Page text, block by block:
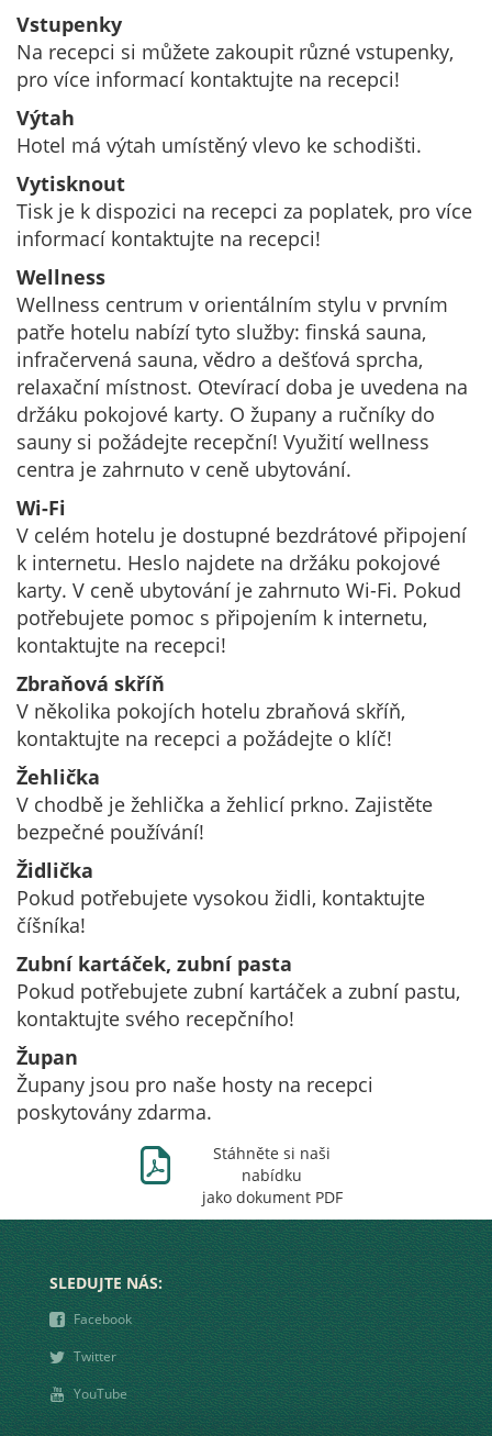
Vstupenky
Na recepci si můžete zakoupit různé vstupenky,
pro více informací kontaktujte na recepci!
Výtah
Hotel má výtah umístěný vlevo ke schodišti.
Vytisknout
Tisk je k dispozici na recepci za poplatek, pro více
informací kontaktujte na recepci!
Wellness
Wellness centrum v orientálním stylu v prvním
patře hotelu nabízí tyto služby: finská sauna,
infračervená sauna, vědro a dešťová sprcha,
relaxační místnost. Otevírací doba je uvedena na
držáku pokojové karty. O župany a ručníky do
sauny si požádejte recepční! Využití wellness
centra je zahrnuto v ceně ubytování.
Wi-Fi
V celém hotelu je dostupné bezdrátové připojení
k internetu. Heslo najdete na držáku pokojové
karty. V ceně ubytování je zahrnuto Wi-Fi. Pokud
potřebujete pomoc s připojením k internetu,
kontaktujte na recepci!
Zbraňová skříň
V několika pokojích hotelu zbraňová skříň,
kontaktujte na recepci a požádejte o klíč!
Žehlička
V chodbě je žehlička a žehlicí prkno. Zajistěte
bezpečné používání!
Židlička
Pokud potřebujete vysokou židli, kontaktujte
číšníka!
Zubní kartáček, zubní pasta
Pokud potřebujete zubní kartáček a zubní pastu,
kontaktujte svého recepčního!
Župan
Župany jsou pro naše hosty na recepci
poskytovány zdarma.
Ж
Stáhněte si naši
nabídku
jako dokument PDF
SLEDUJTE NÁS:
❾ Facebook
❿ Twitter
➋ YouTube